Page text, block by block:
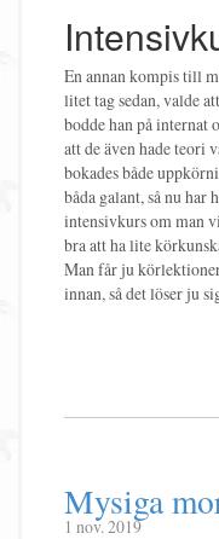
En annan kompis till
litet tag sedan, valde
bodde han på internat
att de även hade teori
bokades både
båda galant, så nu har
intensivkurs om man
bra att ha lite
Man får ju
innan, så det löser ju
Mysiga
1 nov. 2019